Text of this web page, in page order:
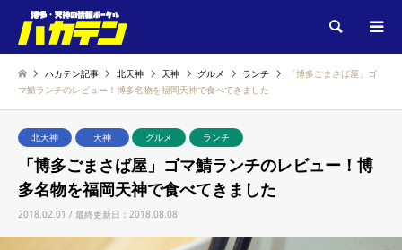
検索
ハカテン記事 北天神 天神 グルメ ランチ
「博多ごまさば屋」ゴ
マ鯖ランチのレビュー！博多名物を福岡天神で食べてきました
北天神 天神 グルメ ランチ
「博多ごまさば屋」ゴマ鯖ランチのレビュー！博
多名物を福岡天神で食べてきました
2018.02.01 / 最終更新日：2018.08.08